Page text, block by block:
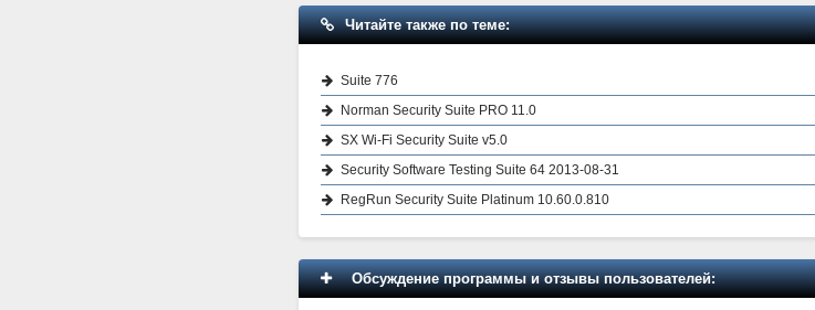
Читайте также по теме:
Suite 776
Norman Security Suite PRO 11.0
SX Wi-Fi Security Suite v5.0
Security Software Testing Suite 64 2013-08-31
RegRun Security Suite Platinum 10.60.0.810
Обсуждение программы и отзывы пользователей: